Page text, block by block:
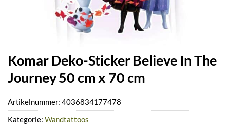
Komar Deko-Sticker Believe In The
Journey 50 cm x 70 cm
Artikelnummer: 4036834177478
Kategorie: Wandtattoos